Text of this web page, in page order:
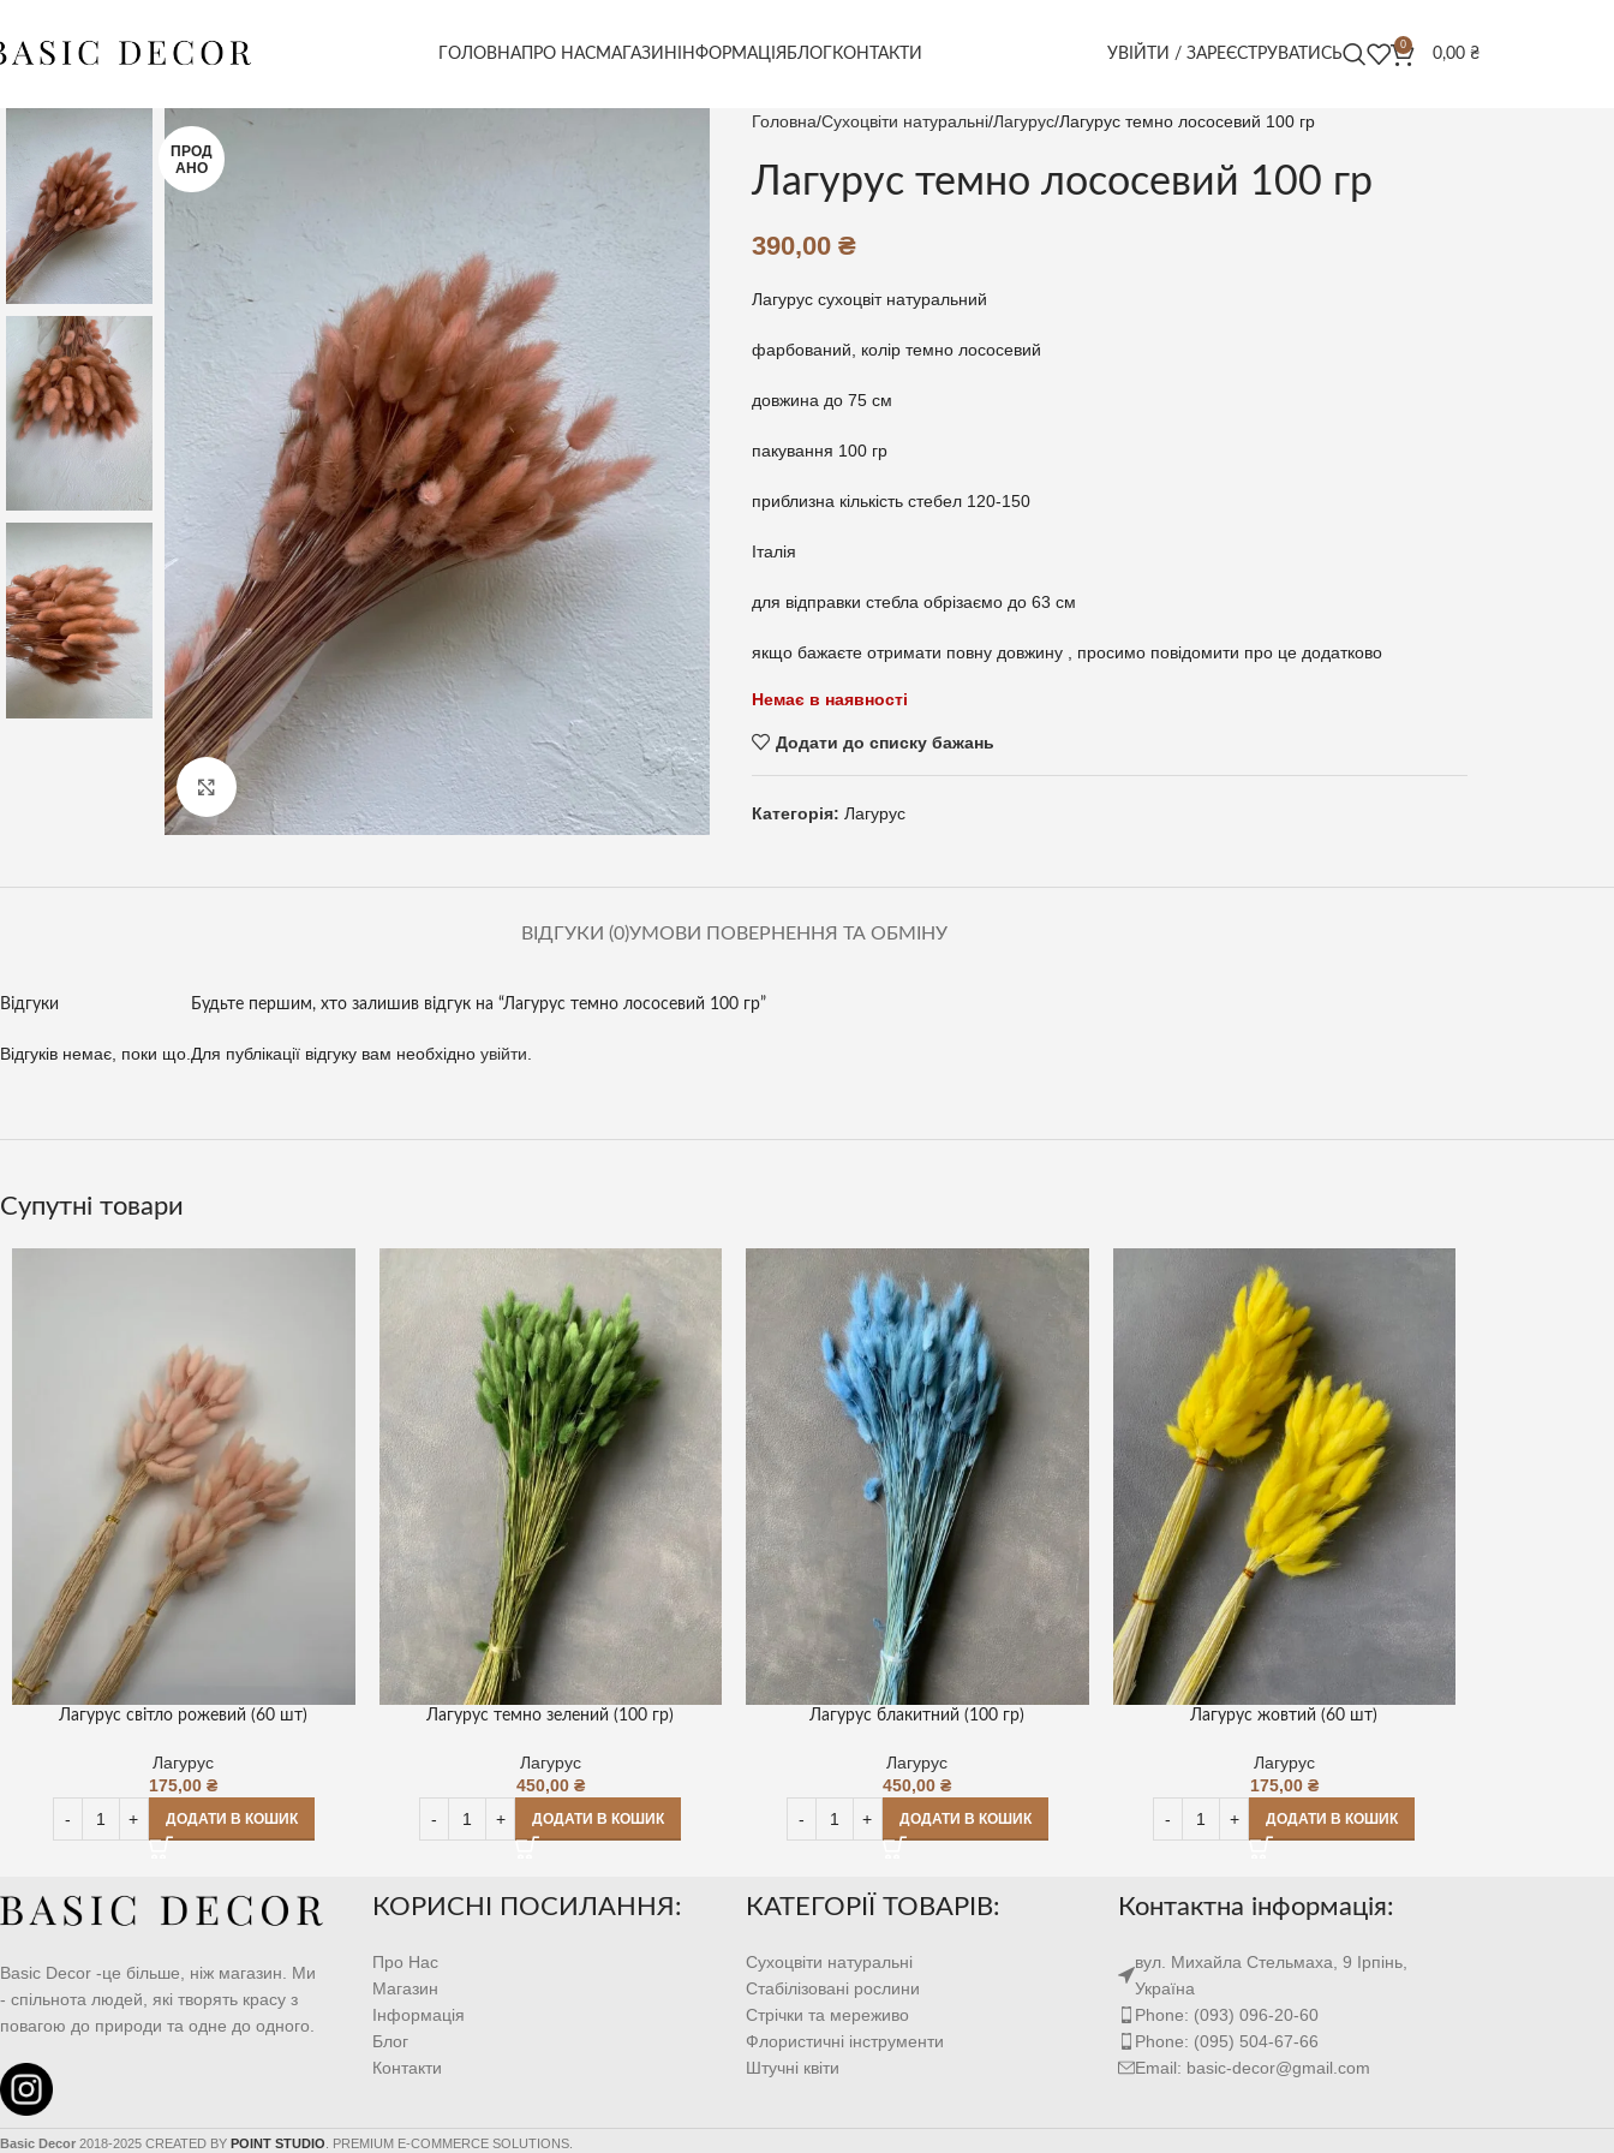
ГОЛОВНАПРО НАСМАГАЗИН ІНФОРМАЦІЯ БЛОГ КОНТАКТИ УВІЙТИ / ЗАРЕЄСТРУВАТИСЬ
0
0,00 ₴
ПРОД
АНО
Клацніть, щоб збільшити
Головна Сухоцвіти натуральні Лагурус Лагурус темно лососевий 100 гр
Лагурус темно лососевий 100 гр
390,00 ₴
Лагурус сухоцвіт натуральний
фарбований, колір темно лососевий
довжина до 75 см
пакування 100 гр
приблизна кількість стебел 120-150
Італія
для відправки стебла обрізаємо до 63 см
якщо бажаєте отримати повну довжину , просимо повідомити про це додатково
Немає в наявності
Додати до списку бажань
Категорія: Лагурус
ВІДГУКИ (0)УМОВИ ПОВЕРНЕННЯ ТА ОБМІНУ
Відгуки
Відгуків немає, поки що.
Будьте першим, хто залишив відгук на “Лагурус темно лососевий 100 гр”
Для публікації відгуку вам необхідно увійти
Супутні товари
Лагурус світло рожевий (60 шт)
Лагурус
175,00₴
ДОДАТИ В КОШИК
Лагурус темно зелений (100 гр)
Лагурус
450,00 ₴
ДОДАТИ В КОШИК
Лагурус блакитний (100 гр)
Лагурус
450,00₴
ДОДАТИ В КОШИК
Лагурус жовтий (60 шт)
Лагурус
175,00 ₴
ДОДАТИ В КОШИК
Basic Decor -це більше, ніж магазин. Ми
- спільнота людей, які творять красу з
повагою до природи та одне до одного.
КОРИСНІ ПОСИЛАННЯ:
Про Нас
Магазин
Інформація
Блог
Контакти
КАТЕГОРІЇ ТОВАРІВ:
Сухоцвіти натуральні
Стабілізовані рослини
Стрічки та мереживо
Флористичні інструменти
Штучні квіти
Контактна інформація:
вул. Михайла Стельмаха, 9 Ірпінь,
Україна
Phone: (093) 096-20-60
Phone: (095) 504-67-66
Email: basic-decor@gmail.com
Basic Decor 2018-2025 CREATED BY POINT STUDIO . PREMIUM E-COMMERCE SOLUTIONS.